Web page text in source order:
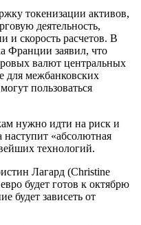
токенизации активов,
деятельность,
и скорость расчетов. В
Франции заявил, что
валют центральных
для межбанковских
пользоваться
нужно идти на риск и
наступит «абсолютная
технологий.
Лагард (Christine
будет готов к октябрю
будет зависеть от